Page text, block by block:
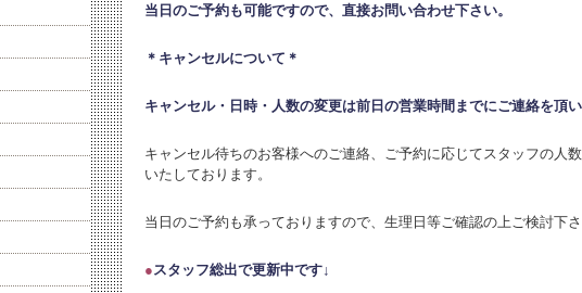
当日のご予約も可能ですので、直接お問い合わせ下さい。
＊キャンセルについて＊
キャンセル・日時・人数の変更は前日の営業時間までにご連絡を頂
キャンセル待ちのお客様へのご連絡、ご予約に応じてスタッフの人
いたしております。
当日のご予約も承っておりますので、生理日等ご確認の上ご検討下
●スタッフ総出で更新中です↓